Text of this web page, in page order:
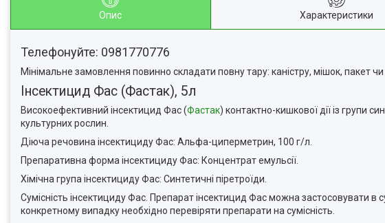
Опис Характеристики
Телефонуйте: 0981770776
Мінімальне замовлення повинно складати повну тару: каністру, мішок, пакет чи
Інсектицид Фас (Фастак), 5л
Високоефективний інсектицид Фас (Фастак) контактно-кишкової дії із групи
культурних рослин.
Діюча речовина інсектициду Фас: Альфа-циперметрин, 100 г/л.
Препаративна форма інсектициду Фас: Концентрат емульсії.
Хімічна група інсектициду Фас: Синтетичні піретроїди.
Сумісність інсектициду Фас. Препарат інсектицид Фас можна застосовувати
конкретному випадку необхідно перевіряти препарати на сумісність.